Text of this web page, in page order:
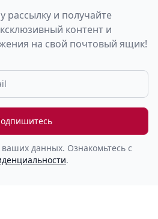
и получайте
контент и
на свой почтовый ящик!
данных. Ознакомьтесь с
.